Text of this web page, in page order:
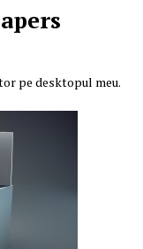
pe desktopul meu.